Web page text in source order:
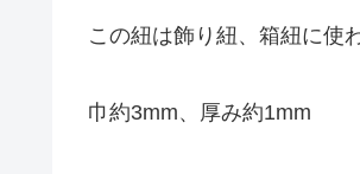
この紐は飾り紐、箱紐に使
巾約3mm、厚み約1mm